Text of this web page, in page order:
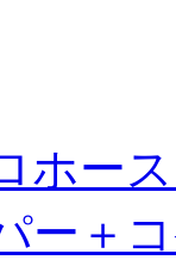
ロホ
ー＋